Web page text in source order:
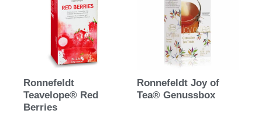
Ronnefeldt
Teavelope® Red
Berries
Ronnefeldt Joy of
Tea® Genussbox